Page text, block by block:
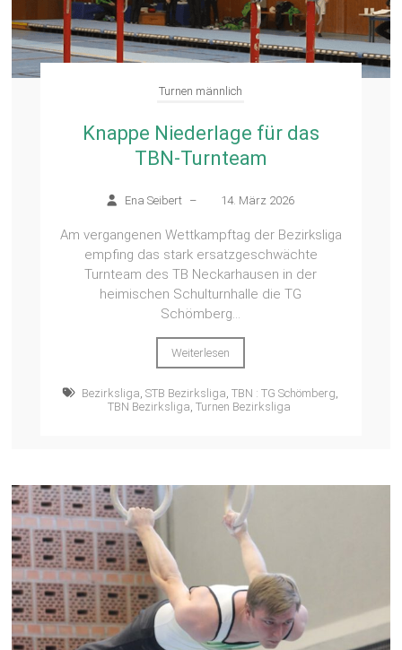
Turnen männlich
Knappe Niederlage für das
TBN-Turnteam
Ena Seibert – 14. März 2026
Am vergangenen Wettkampftag der Bezirksliga
empfing das stark ersatzgeschwächte
Turnteam des TB Neckarhausen in der
heimischen Schulturnhalle die TG
Schömberg...
Weiterlesen
Bezirksliga STB Bezirksliga TBN : TG Schömberg
TBN Bezirksliga ,Turnen Bezirksliga